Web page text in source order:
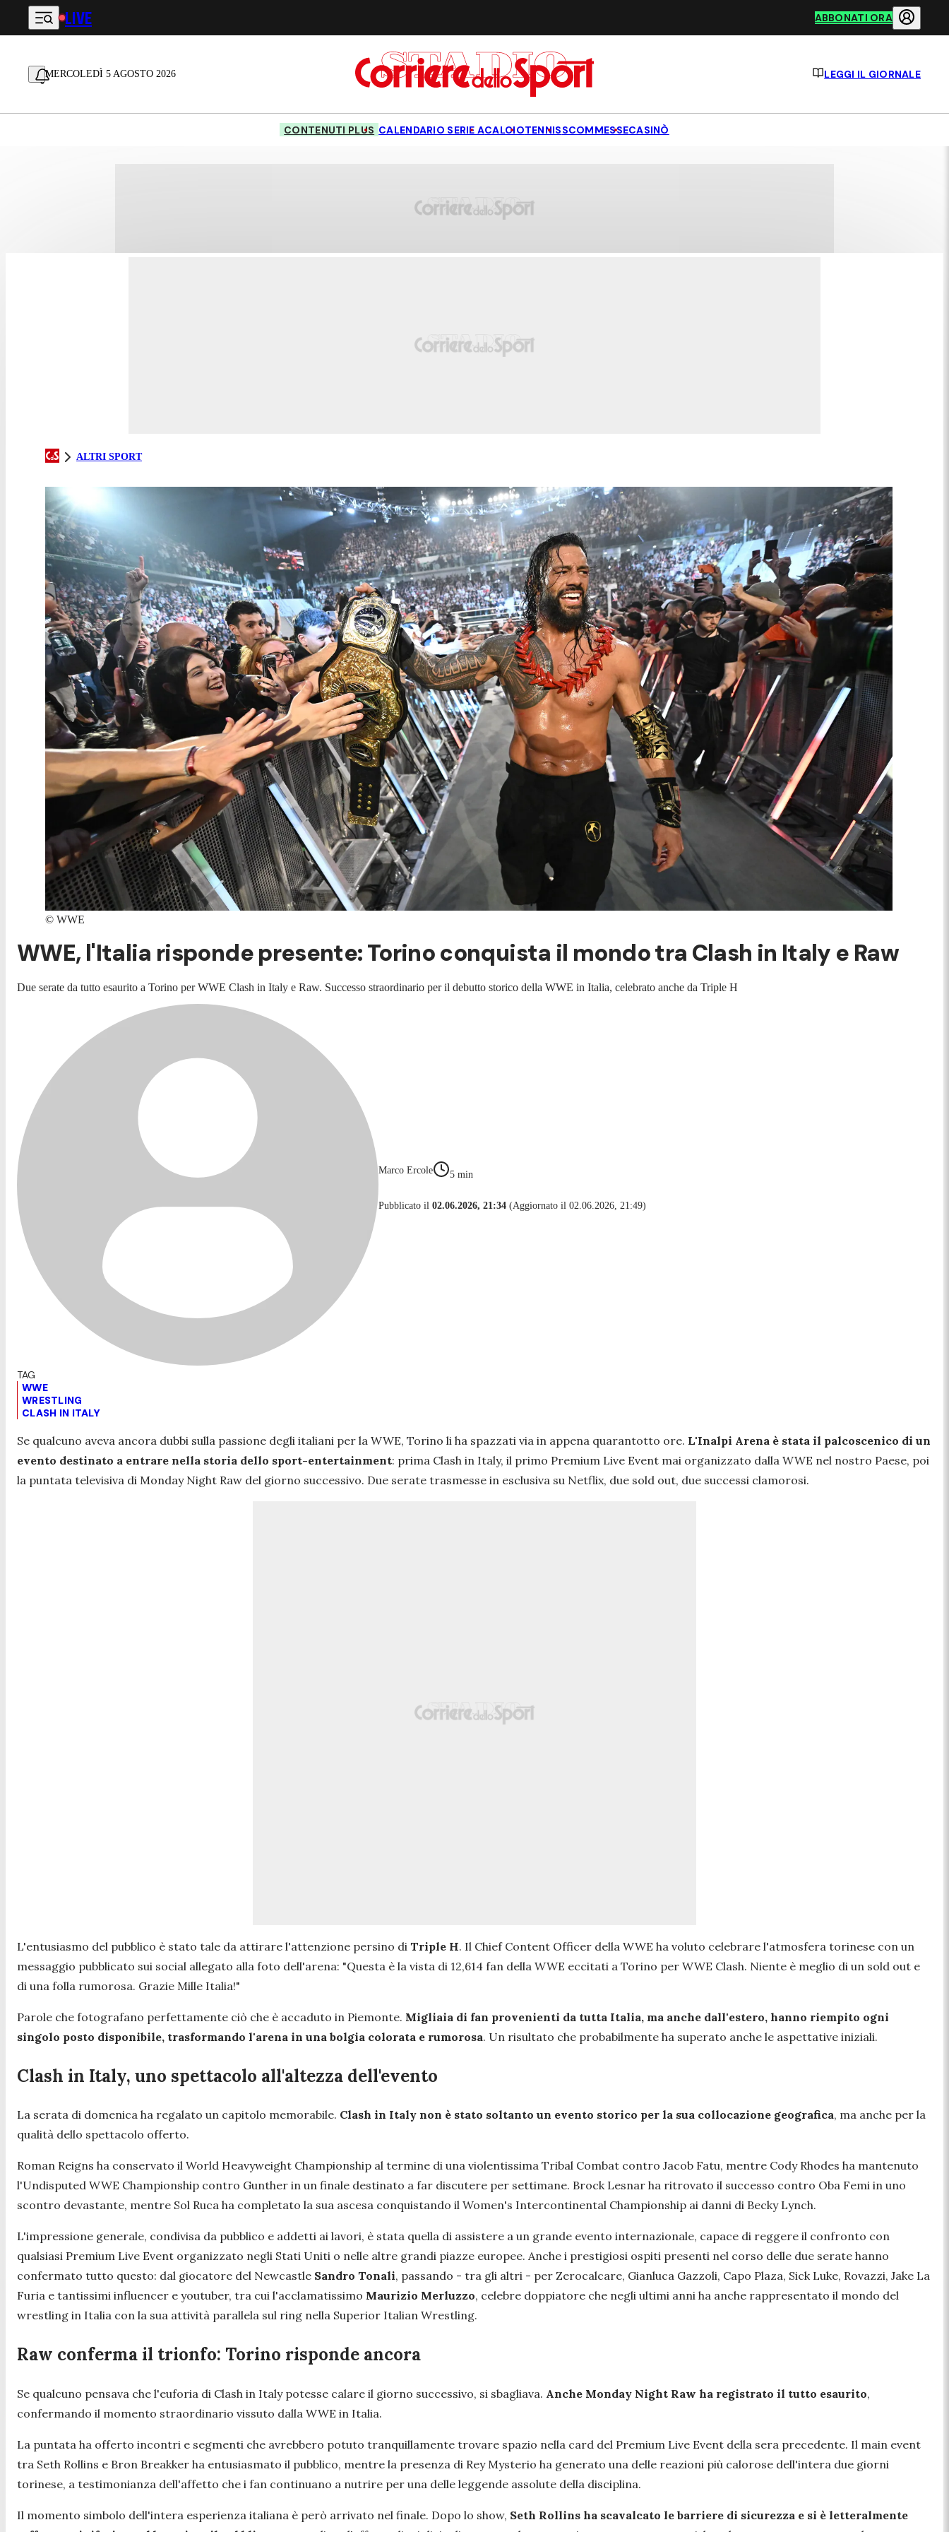
Vai al contenuto principale
LIVE ABBONATI ORA
MERCOLEDÌ 5 AGOSTO 2026 LEGGI IL GIORNALE
CONTENUTI PLUS CALENDARIO SERIE ACALCIOTENNISSCOMMESSECASINÒ
ALTRI SPORT
© WWE
WWE, l'Italia risponde presente: Torino conquista il mondo tra Clash in Italy e Raw
Due serate da tutto esaurito a Torino per WWE Clash in Italy e Raw. Successo straordinario per il debutto storico della WWE in Italia, celebrato anche da Triple H
Marco Ercole 5 min
Pubblicato il 02.06.2026, 21:34 (Aggiornato il 02.06.2026, 21:49)
WWE
WRESTLING
CLASH IN ITALY
Se qualcuno aveva ancora dubbi sulla passione degli italiani per la WWE, Torino li ha spazzati via in appena quarantotto ore. L'Inalpi Arena è stata il palcoscenico di un
evento destinato a entrare nella storia dello sport-entertainment: prima Clash in Italy, il primo Premium Live Event mai organizzato dalla WWE nel nostro Paese, poi
la puntata televisiva di Monday Night Raw del giorno successivo. Due serate trasmesse in esclusiva su Netflix, due sold out, due successi clamorosi.
L'entusiasmo del pubblico è stato tale da attirare l'attenzione persino di Triple H. Il Chief Content Officer della WWE ha voluto celebrare l'atmosfera torinese con un
messaggio pubblicato sui social allegato alla foto dell'arena: "Questa è la vista di 12,614 fan della WWE eccitati a Torino per WWE Clash. Niente è meglio di un sold out e
di una folla rumorosa. Grazie Mille Italia!"
Parole che fotografano perfettamente ciò che è accaduto in Piemonte. Migliaia di fan provenienti da tutta Italia, ma anche dall'estero, hanno riempito ogni
singolo posto disponibile, trasformando l'arena in una bolgia colorata e rumorosa. Un risultato che probabilmente ha superato anche le aspettative iniziali.
Clash in Italy, uno spettacolo all'altezza dell'evento
La serata di domenica ha regalato un capitolo memorabile. Clash in Italy non è stato soltanto un evento storico per la sua collocazione geografica, ma anche per la
qualità dello spettacolo offerto.
Roman Reigns ha conservato il World Heavyweight Championship al termine di una violentissima Tribal Combat contro Jacob Fatu, mentre Cody Rhodes ha mantenuto
l'Undisputed WWE Championship contro Gunther in un finale destinato a far discutere per settimane. Brock Lesnar ha ritrovato il successo contro Oba Femi in uno
scontro devastante, mentre Sol Ruca ha completato la sua ascesa conquistando il Women's Intercontinental Championship ai danni di Becky Lynch.
L'impressione generale, condivisa da pubblico e addetti ai lavori, è stata quella di assistere a un grande evento internazionale, capace di reggere il confronto con
qualsiasi Premium Live Event organizzato negli Stati Uniti o nelle altre grandi piazze europee. Anche i prestigiosi ospiti presenti nel corso delle due serate hanno
confermato tutto questo: dal giocatore del Newcastle Sandro Tonali, passando - tra gli altri - per Zerocalcare, Gianluca Gazzoli, Capo Plaza, Sick Luke, Rovazzi, Jake La
Furia e tantissimi influencer e youtuber, tra cui l'acclamatissimo Maurizio Merluzzo, celebre doppiatore che negli ultimi anni ha anche rappresentato il mondo del
wrestling in Italia con la sua attività parallela sul ring nella Superior Italian Wrestling.
Raw conferma il trionfo: Torino risponde ancora
Se qualcuno pensava che l'euforia di Clash in Italy potesse calare il giorno successivo, si sbagliava. Anche Monday Night Raw ha registrato il tutto esaurito,
confermando il momento straordinario vissuto dalla WWE in Italia.
La puntata ha offerto incontri e segmenti che avrebbero potuto tranquillamente trovare spazio nella card del Premium Live Event della sera precedente. Il main event
tra Seth Rollins e Bron Breakker ha entusiasmato il pubblico, mentre la presenza di Rey Mysterio ha generato una delle reazioni più calorose dell'intera due giorni
torinese, a testimonianza dell'affetto che i fan continuano a nutrire per una delle leggende assolute della disciplina.
Il momento simbolo dell'intera esperienza italiana è però arrivato nel finale. Dopo lo show, Seth Rollins ha scavalcato le barriere di sicurezza e si è letteralmente